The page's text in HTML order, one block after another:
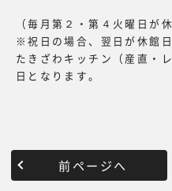
（毎月第２・第４火曜日が
※祝日の場合、翌日が休館
たきざわキッチン（産直・
日となります。
前ページへ